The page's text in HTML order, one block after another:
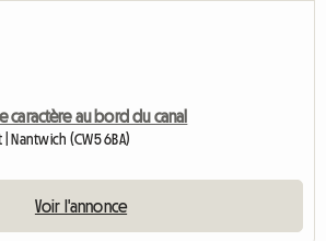
au bord du canal
Nantwich (CW5 6BA)
Voir l'annonce